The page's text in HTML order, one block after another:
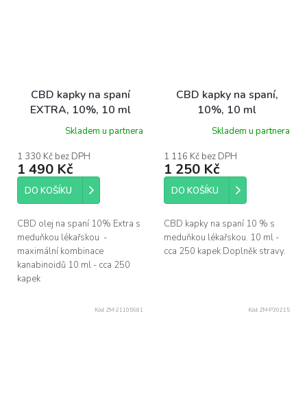
CBD kapky na spaní
EXTRA, 10%, 10 ml
Skladem u partnera
1 330 Kč bez DPH
1 490 Kč
DO KOŠÍKU
CBD olej na spaní 10% Extra s
meduňkou lékařskou -
maximální kombinace
kanabinoidů 10 ml - cca 250
kapek
CBD kapky na spaní,
10%, 10 ml
Skladem u partnera
1 116 Kč bez DPH
1 250 Kč
DO KOŠÍKU
CBD kapky na spaní 10 % s
meduňkou lékařskou. 10 ml -
cca 250 kapek Doplněk stravy.
Kód: ZM-21105681 Kód: ZM-P30215